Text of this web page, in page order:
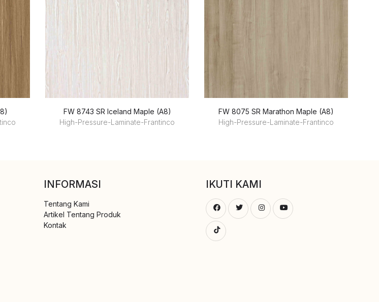
FW 8743 SR Iceland Maple (A8)
High-Pressure-Laminate-Frantinco
FW 8075 SR Marathon Maple (A8)
High-Pressure-Laminate-Frantinco
INFORMASI
Tentang Kami
Artikel Tentang Produk
Kontak
IKUTI KAMI